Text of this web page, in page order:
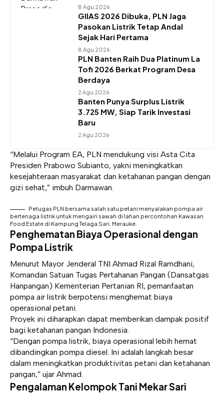
8 Agu 2026
GIIAS 2026 Dibuka, PLN Jaga
Pasokan Listrik Tetap Andal
Sejak Hari Pertama
8 Agu 2026
PLN Banten Raih Dua Platinum La
Tofi 2026 Berkat Program Desa
Berdaya
2 Agu 2026
Banten Punya Surplus Listrik
3.725 MW, Siap Tarik Investasi
Baru
2 Agu 2026
“Melalui Program EA, PLN mendukung visi Asta Cita
Presiden Prabowo Subianto, yakni meningkatkan
kesejahteraan masyarakat dan ketahanan pangan dengan
gizi sehat,” imbuh Darmawan.
Petugas PLN bersama salah satu petani menyalakan pompa air
bertenaga listrik untuk mengairi sawah di lahan percontohan Kawasan
Food Estate di Kampung Telaga Sari, Merauke.
Penghematan Biaya Operasional dengan
Pompa Listrik
Menurut Mayor Jenderal TNI Ahmad Rizal Ramdhani,
Komandan Satuan Tugas Pertahanan Pangan (Dansatgas
Hanpangan) Kementerian Pertanian RI, pemanfaatan
pompa air listrik berpotensi menghemat biaya
operasional petani.
Proyek ini diharapkan dapat memberikan dampak positif
bagi ketahanan pangan Indonesia.
“Dengan pompa listrik, biaya operasional lebih hemat
dibandingkan pompa diesel. Ini adalah langkah besar
dalam meningkatkan produktivitas petani dan ketahanan
pangan,” ujar Ahmad.
Pengalaman Kelompok Tani Mekar Sari